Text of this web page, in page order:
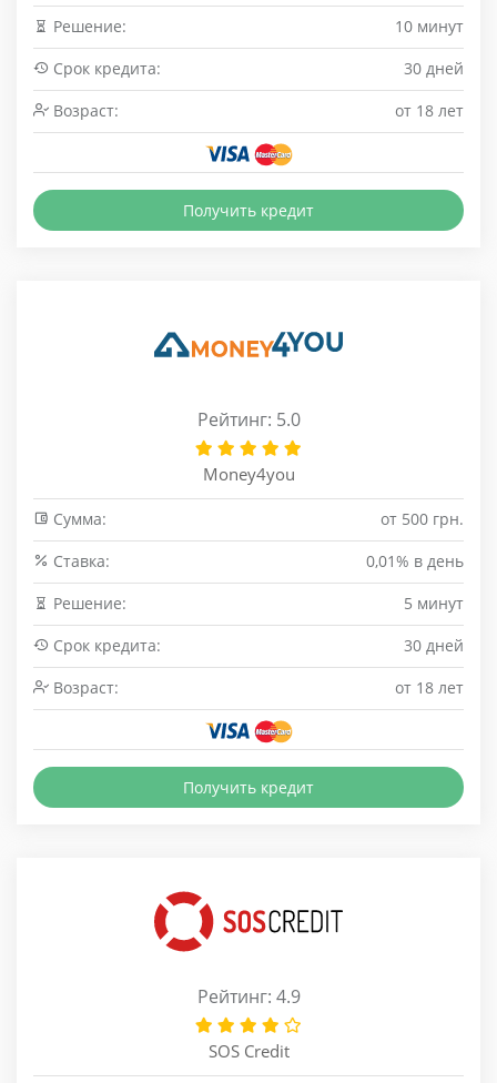
Решение:
10 минут
Срок кредита:
30 дней
Возраст:
от 18 лет
Получить кредит
Рейтинг: 5.0
Money4you
Сумма:
от 500 грн.
Cтавка:
0,01% в день
Решение:
5 минут
Срок кредита:
30 дней
Возраст:
от 18 лет
Получить кредит
Рейтинг: 4.9
SOS Credit